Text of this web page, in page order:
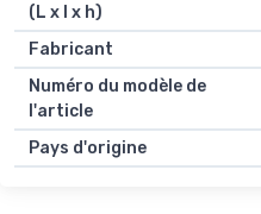
(L x l x h)
Fabricant
Numéro du modèle de
l'article
Pays d'origine